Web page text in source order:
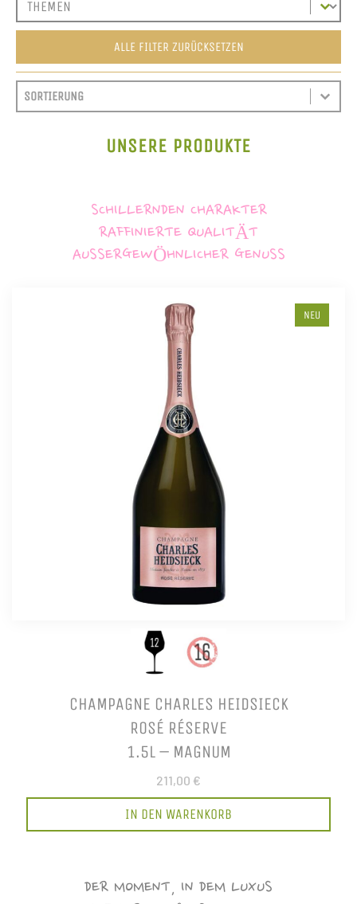
ALLE FILTER ZURÜCKSETZEN
SORTIEREN
SORT CONTENT
SORT CONTENT
UNSERE PRODUKTE
SCHILLERNDEN CHARAKTER
RAFFINIERTE QUALITÄT
AUSSERGEWÖHNLICHER GENUSS
NEU
CHAMPAGNE CHARLES HEIDSIECK
ROSÉ RÉSERVE
1.5L – MAGNUM
211,00 €
IN DEN WARENKORB
DER MOMENT, IN DEM LUXUS